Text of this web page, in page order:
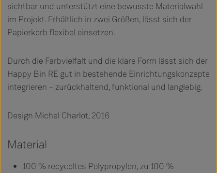
sichtbar und unterstützt eine bewusste Materialwahl
im Projekt. Erhältlich in zwei Größen, lässt sich der
Papierkorb flexibel einsetzen.
Durch die Farbvielfalt und die klare Form lässt sich der
Happy Bin RE gut in bestehende Einrichtungskonzepte
integrieren – zurückhaltend, funktional und langlebig.
Design Michel Charlot, 2016
Material
100 % recyceltes Polypropylen, zu 100 %